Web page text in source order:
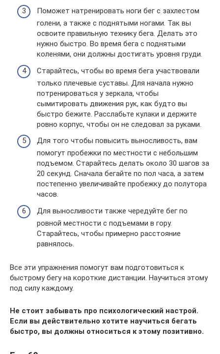
Поможет натренировать ноги бег с захлестом
голени, а также с поднятыми ногами. Так вы
освоите правильную технику бега. Делать это
нужно быстро. Во время бега с поднятыми
коленями, они должны достигать уровня груди.
Старайтесь, чтобы во время бега участвовали
только плечевые суставы. Для начала нужно
потренироваться у зеркала, чтобы
сымитировать движения рук, как будто вы
быстро бежите. Расслабьте кулаки и держите
ровно корпус, чтобы он не следовал за руками.
Для того чтобы повысить выносливость, вам
помогут пробежки по местности с небольшим
подъемом. Старайтесь делать около 30 шагов за
20 секунд. Сначала бегайте по пол часа, а затем
постепенно увеличивайте пробежку до полутора
часов.
Для выносливости также чередуйте бег по
ровной местности с подъемами в гору.
Старайтесь, чтобы примерно расстояние
равнялось.
Все эти упражнения помогут вам подготовиться к
быстрому бегу на короткие дистанции. Научиться этому
под силу каждому.
Не стоит забывать про психологический настрой.
Если вы действительно хотите научиться бегать
быстро, вы должны относиться к этому позитивно.